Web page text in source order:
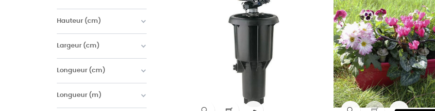
Hauteur (cm)
Largeur (cm)
Longueur (cm)
Longueur (m)